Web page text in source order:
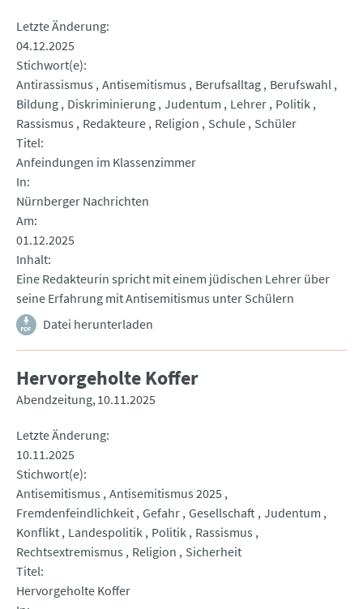
Letzte Änderung
04.12.2025
Stichwort(e)
Antirassismus Antisemitismus Berufsalltag Berufswahl
Bildung Diskriminierung Judentum Lehrer Politik
Rassismus
Redakteure Religion Schule Schüler
Titel
Anfeindungen im Klassenzimmer
In
Nürnberger Nachrichten
Am
01.12.2025
Inhalt
Eine Redakteurin spricht mit einem jüdischen Lehrer über
seine Erfahrung mit Antisemitismus unter Schülern
Datei herunterladen
Hervorgeholte Koffer
Abendzeitung 10.11.2025
Letzte Änderung
10.11.2025
Stichwort(e)
Antisemitismus Antisemitismus 2025
Fremdenfeindlichkeit Gefahr Gesellschaft Judentum
Konflikt Landespolitik Politik Rassismus
Rechtsextremismus
Religion
Sicherheit
Titel
Hervorgeholte Koffer